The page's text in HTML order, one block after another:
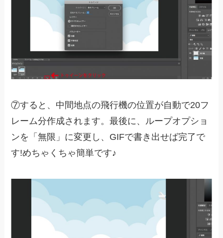
⑦すると、中間地点の飛行機の位置が自動で20フ
レーム分作成されます。最後に、ループオプショ
ンを「無限」に変更し、GIFで書き出せば完了で
す!めちゃくちゃ簡単です♪